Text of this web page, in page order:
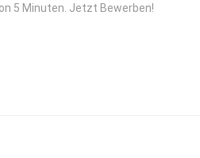
5 Minuten. Jetzt Bewerben!